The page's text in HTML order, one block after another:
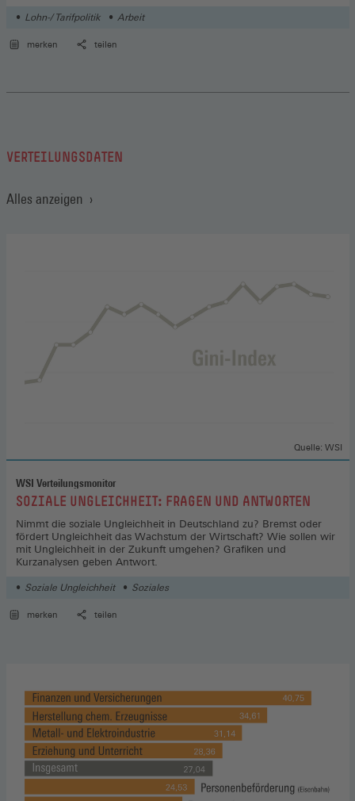
Lohn-/ Tarifpolitik Arbeit
merken teilen
VERTEILUNGSDATEN
Alles anzeigen
WSI Verteilungsmonitor
:SOZIALE UNGLEICHHEIT: FRAGEN UND ANTWORTEN
Nimmt die soziale Ungleichheit in Deutschland zu? Bremst oder
fördert Ungleichheit das Wachstum der Wirtschaft? Wie sollen wir
mit Ungleichheit in der Zukunft umgehen? Grafiken und
Kurzanalysen geben Antwort.
Quelle: WSI
Soziale Ungleichheit Soziales
merken teilen